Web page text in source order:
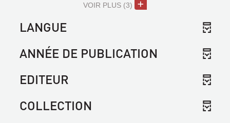
VOIR PLUS (3)
LANGUE
ANNÉE DE PUBLICATION
EDITEUR
COLLECTION